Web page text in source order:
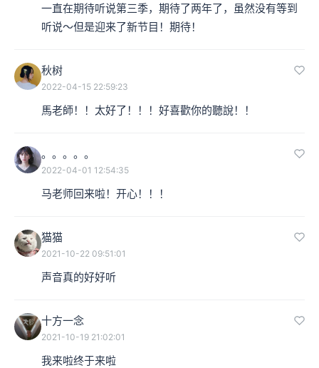
一直在期待听说第三季，期待了两年了，虽然没有等到
听说～但是迎来了新节目！期待！
秋树
2022-04-15 22:59:23
馬老師！！太好了！！！好喜歡你的聽說！！
。。。。。
2022-04-01 12:54:35
马老师回来啦！开心！！！
猫猫
2021-10-22 09:51:01
声音真的好好听
十方一念
2021-10-19 21:02:01
我来啦终于来啦